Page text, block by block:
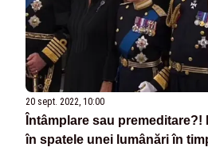
20 sept. 2022, 10:00
Întâmplare sau
în spatele unei lumânări în